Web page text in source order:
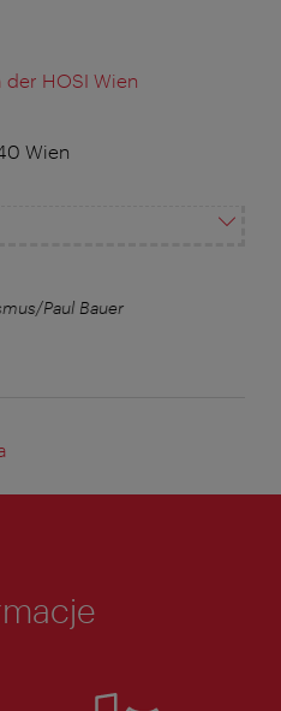
HOSI Wien
Wien
Paul Bauer